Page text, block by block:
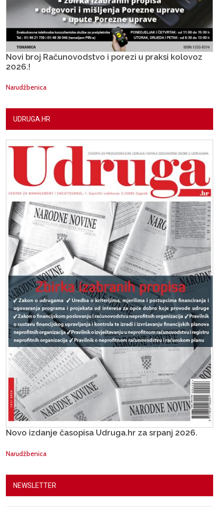
Novi broj Računovodstvo i porezi u praksi kolovoz
2026.!
Narudžbenica
UDRUGA.HR
Novo izdanje časopisa Udruga.hr za srpanj 2026.
Narudžbenica
NEWSLETTER